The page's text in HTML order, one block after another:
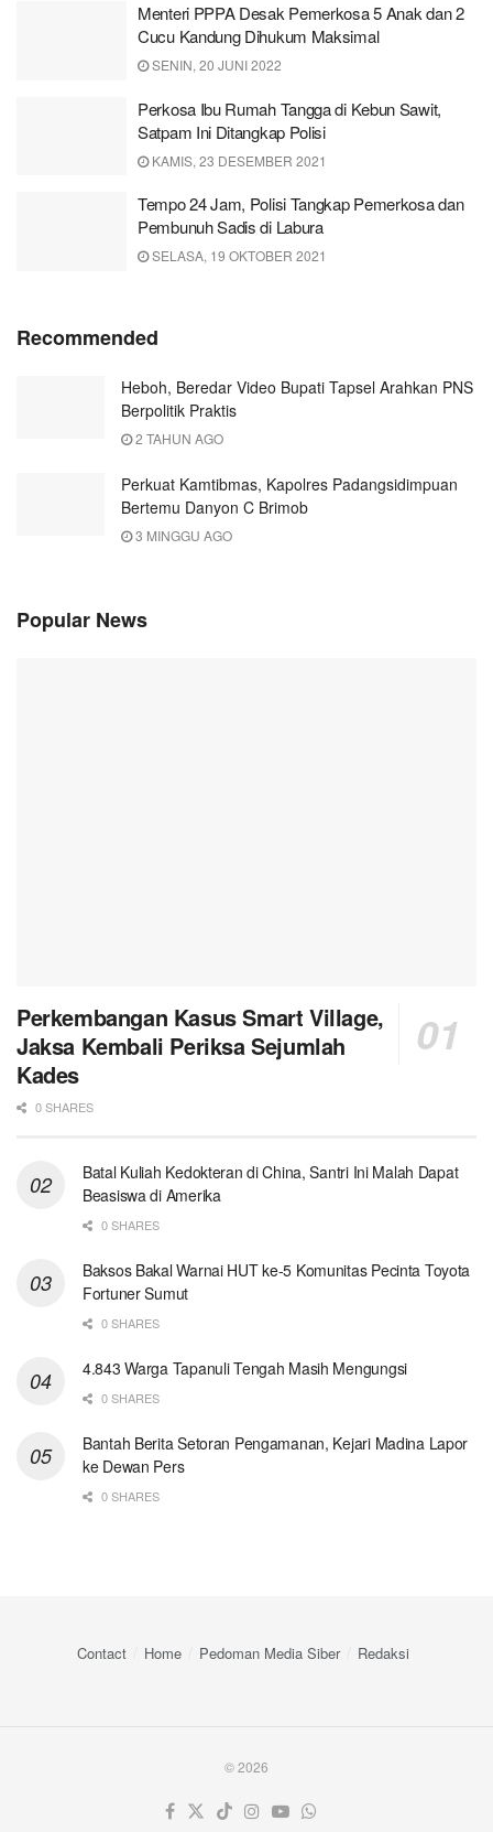
Menteri PPPA Desak Pemerkosa 5 Anak dan 2
Cucu Kandung Dihukum Maksimal
SENIN, 20 JUNI 2022
Perkosa Ibu Rumah Tangga di Kebun Sawit,
Satpam Ini Ditangkap Polisi
KAMIS, 23 DESEMBER 2021
Tempo 24 Jam, Polisi Tangkap Pemerkosa dan
Pembunuh Sadis di Labura
SELASA, 19 OKTOBER 2021
Recommended
Heboh, Beredar Video Bupati Tapsel Arahkan PNS
Berpolitik Praktis
2 TAHUN AGO
Perkuat Kamtibmas, Kapolres Padangsidimpuan
Bertemu Danyon C Brimob
3 MINGGU AGO
Popular News
Perkembangan Kasus Smart Village,
Jaksa Kembali Periksa Sejumlah
Kades
0 SHARES
Batal Kuliah Kedokteran di China, Santri Ini Malah Dapat
Beasiswa di Amerika
0 SHARES
Baksos Bakal Warnai HUT ke-5 Komunitas Pecinta Toyota
Fortuner Sumut
0 SHARES
4.843 Warga Tapanuli Tengah Masih Mengungsi
0 SHARES
Bantah Berita Setoran Pengamanan, Kejari Madina Lapor
ke Dewan Pers
0 SHARES
Contact Home Pedoman Media Siber Redaksi
© 2026